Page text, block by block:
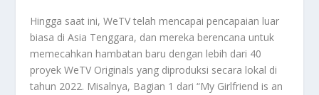
Hingga saat ini, WeTV telah mencapai pencapaian luar
biasa di Asia Tenggara, dan mereka berencana untuk
memecahkan hambatan baru dengan lebih dari 40
proyek WeTV Originals yang diproduksi secara lokal di
tahun 2022. Misalnya, Bagian 1 dari “My Girlfriend is an